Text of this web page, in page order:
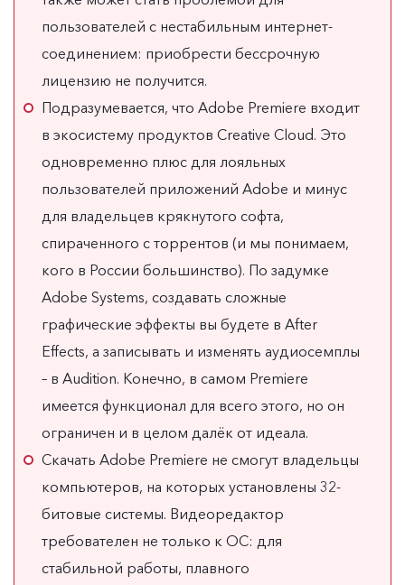
пользователей с нестабильным интернет-
соединением: приобрести бессрочную
лицензию не получится.
Подразумевается, что Adobe Premiere входит
в экосистему продуктов Creative Cloud. Это
одновременно плюс для лояльных
пользователей приложений Adobe и минус
для владельцев крякнутого софта,
спираченного с торрентов (и мы понимаем,
кого в России большинство). По задумке
Adobe Systems, создавать сложные
графические эффекты вы будете в After
Effects, а записывать и изменять аудиосемплы
– в Audition. Конечно, в самом Premiere
имеется функционал для всего этого, но он
ограничен и в целом далёк от идеала.
Скачать Adobe Premiere не смогут владельцы
компьютеров, на которых установлены 32-
битовые системы. Видеоредактор
требователен не только к ОС: для
стабильной работы, плавного